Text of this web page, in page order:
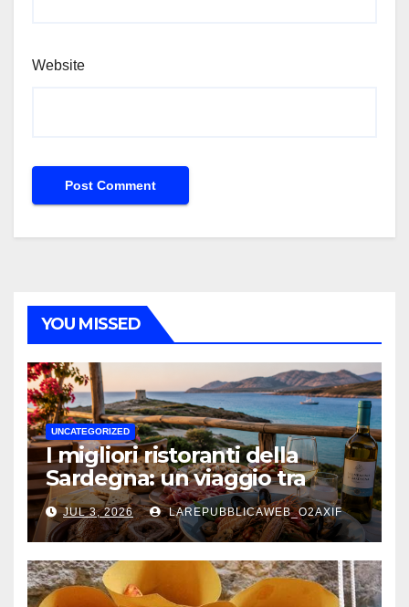
Website
YOU MISSED
UNCATEGORIZED
I migliori ristoranti della
Sardegna: un viaggio tra
mare, tradizione e sapori
autentici
JUL 3, 2026 LAREPUBBLICAWEB_O2AXIF